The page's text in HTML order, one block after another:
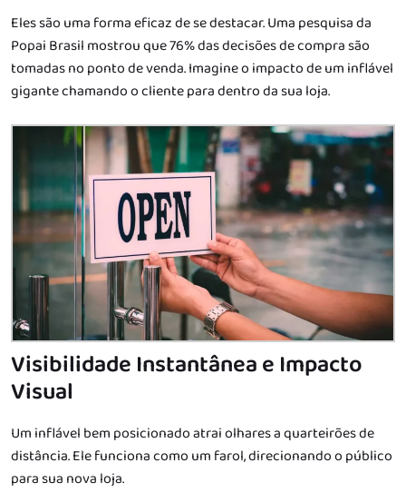
Eles são uma forma eficaz de se destacar. Uma pesquisa da
Popai Brasil mostrou que 76% das decisões de compra são
tomadas no ponto de venda. Imagine o impacto de um inflável
gigante chamando o cliente para dentro da sua loja.
Visibilidade Instantânea e Impacto
Visual
Um inflável bem posicionado atrai olhares a quarteirões de
distância. Ele funciona como um farol, direcionando o público
para sua nova loja.